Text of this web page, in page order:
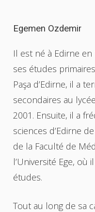
Egemen Ozdemir
Il est né à Edirne
ses études
Paşa d’Edirne, il a
secondaires au
2001. Ensuite, il a
sciences d’Edirne
de la Faculté de
l’Université Ege, où
études.
Tout au long de sa